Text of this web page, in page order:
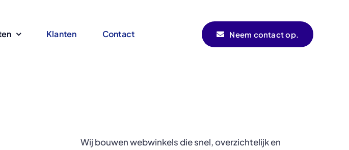
Klanten Contact Neem contact op.
Wij bouwen webwinkels die snel, overzichtelijk en